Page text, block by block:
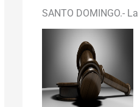
SANTO DOMINGO.- La